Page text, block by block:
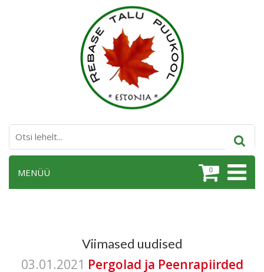
0
MENÜÜ
Viimased uudised
03.01.2021 Pergolad ja Peenrapiirded